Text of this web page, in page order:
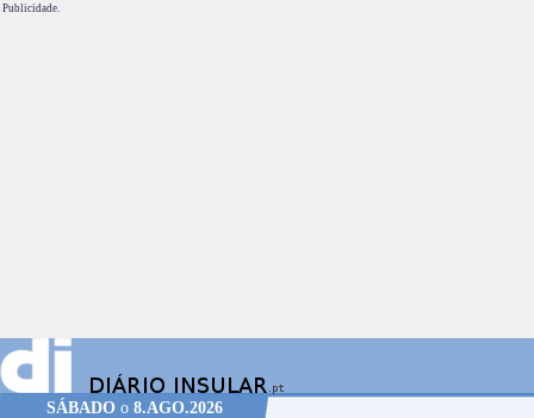
Publicidade.
SÁBADOo 8.AGO.2026